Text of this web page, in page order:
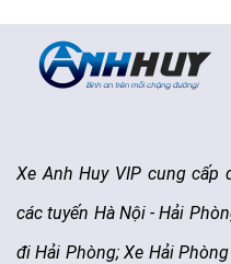
Xe Anh Huy VIP cung cấp
các tuyến Hà Nội - Hải
đi Hải Phòng; Xe Hải